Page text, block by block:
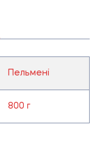
Пельмені
800 г